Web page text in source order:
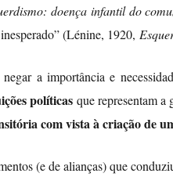
doença infantil do
(Lénine, 1920,
a importância e
políticas que representam a
com vista à criação de
(e de alianças) que